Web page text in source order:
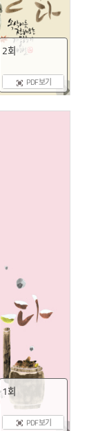
2회
PDF 보기
1회
PDF 보기